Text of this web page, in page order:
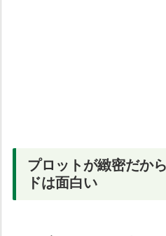
プロットが緻密だか
ドは面白い